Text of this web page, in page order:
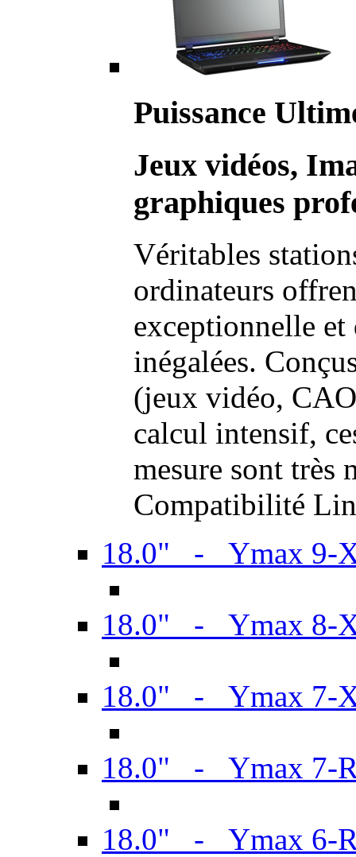
Puissance
Jeux vidéos,
graphiques
Véritables
ordinateurs
exceptionnelle et
inégalées.
(jeux vidéo,
calcul intensif,
mesure sont très
Compatibilité
18.0" - Ymax 9-
18.0" - Ymax 8-
18.0" - Ymax 7-
18.0" - Ymax 7-
18.0" - Ymax 6-